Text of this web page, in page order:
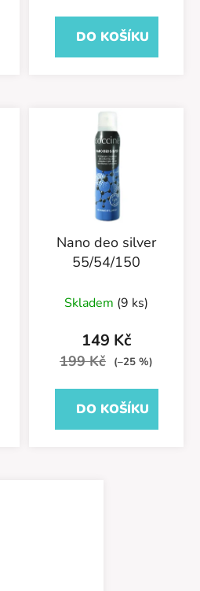
DO KOŠÍKU
Nano deo silver
55/54/150
Skladem (9 ks)
149 Kč
199 Kč (–25 %)
DO KOŠÍKU